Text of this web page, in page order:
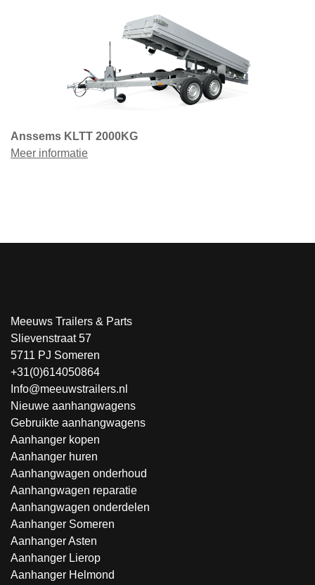
Anssems KLTT 2000KG
Meer informatie
Meeuws Trailers & Parts
Slievenstraat 57
5711 PJ Someren
+31(0)614050864
Info@meeuwstrailers.nl
Nieuwe aanhangwagens
Gebruikte aanhangwagens
Aanhanger kopen
Aanhanger huren
Aanhangwagen onderhoud
Aanhangwagen reparatie
Aanhangwagen onderdelen
Aanhanger Someren
Aanhanger Asten
Aanhanger Lierop
Aanhanger Helmond